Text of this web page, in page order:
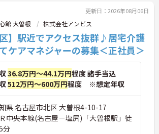
更新日：2026年08月06日
館 大曽根 株式会社アンビス
区】駅近でアクセス抜群♪居宅介護
ケアマネジャーの募集＜正社員＞
36.8万円～44.1万円程度 諸手当込
512万円～600万円程度 ※想定年収
県 名古屋市北区 大曽根4-10-17
中央本線(名古屋－塩尻)「大曽根駅」徒
分